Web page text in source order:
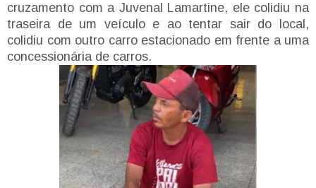
cruzamento com a Juvenal Lamartine, ele colidiu na
traseira de um veículo e ao tentar sair do local,
colidiu com outro carro estacionado em frente a uma
concessionária de carros.